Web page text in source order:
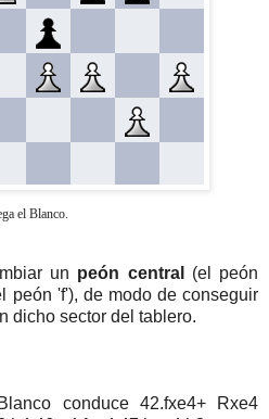
el Blanco.
un peón central
(el peón
peón 'f'), de modo de conseguir
dicho sector del tablero.
conduce 42.fxe4+ Rxe4